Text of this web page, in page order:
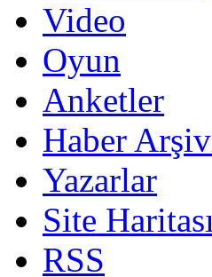
Video
Oyun
Anketler
Haber
Yazarlar
Site Haritası
RSS